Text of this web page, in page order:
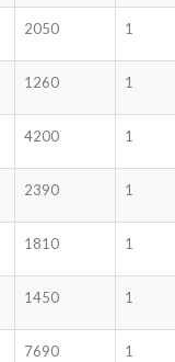
2050 1
1260 1
4200 1
2390 1
1810 1
1450 1
7690 1